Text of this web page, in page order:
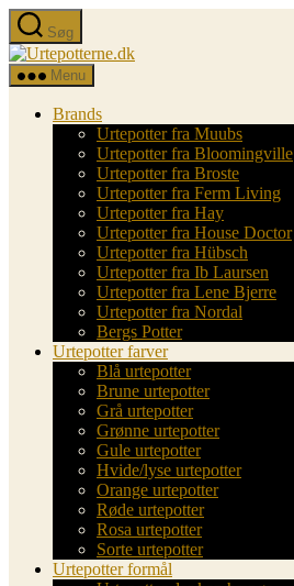
Spring
til
indholdet
Søg
Urtepotterne.dk
Menu
Brands
Urtepotter fra Muubs
Urtepotter fra Bloomingville
Urtepotter fra Broste
Urtepotter fra Ferm Living
Urtepotter fra Hay
Urtepotter fra House Doctor
Urtepotter fra Hübsch
Urtepotter fra Ib Laursen
Urtepotter fra Lene Bjerre
Urtepotter fra Nordal
Bergs Potter
Urtepotter farver
Blå urtepotter
Brune urtepotter
Grå urtepotter
Grønne urtepotter
Gule urtepotter
Hvide/lyse urtepotter
Orange urtepotter
Røde urtepotter
Rosa urtepotter
Sorte urtepotter
Urtepotter formål